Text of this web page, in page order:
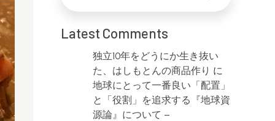
Latest Comments
独立10年をどうにか生き抜い
た、はしもとんの商品作り に
地球にとって一番良い「配置」
と「役割」を追求する『地球資
源論』について –